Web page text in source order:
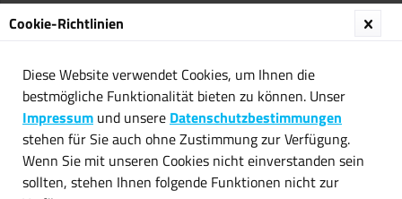
Cookie-Richtlinien
Diese Website verwendet Cookies, um Ihnen die
bestmögliche Funktionalität bieten zu können. Unser
Impressum und unsere Datenschutzbestimmungen
stehen für Sie auch ohne Zustimmung zur Verfügung.
Wenn Sie mit unseren Cookies nicht einverstanden sein
sollten, stehen Ihnen folgende Funktionen nicht zur